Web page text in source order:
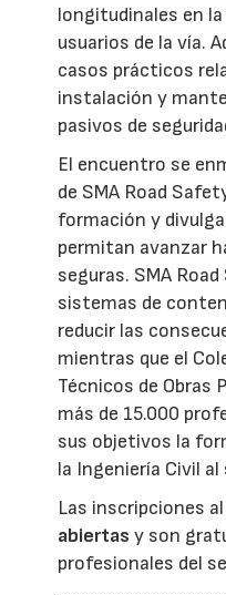
longitudinales en
usuarios de la vía.
casos prácticos
instalación y
pasivos de
El encuentro se
de SMA Road
formación y
permitan avanzar
seguras. SMA
sistemas de
reducir las
mientras que el
Técnicos de Obras
más de 15.000
sus objetivos la
la Ingeniería Civil
Las inscripciones
abiertas y son
profesionales del